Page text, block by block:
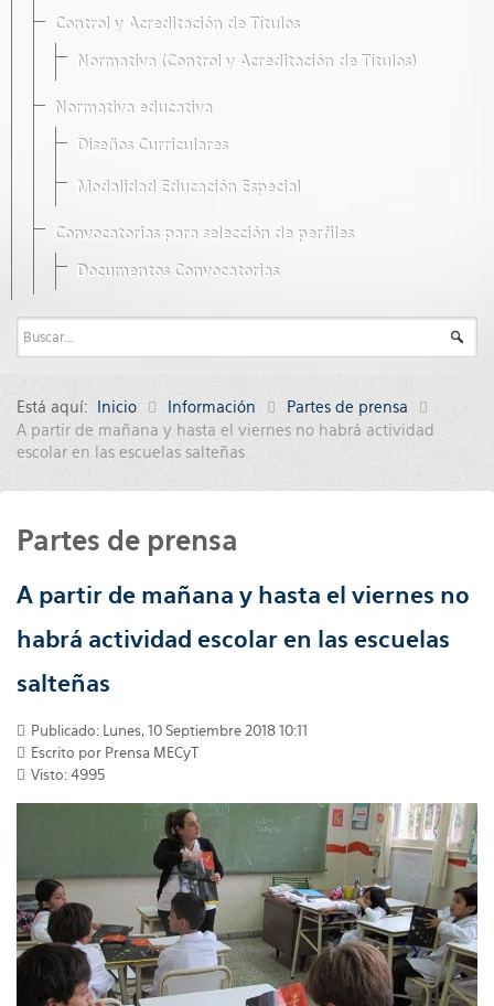
Control y Acreditación de Títulos
Normativa (Control y Acreditación de Títulos)
Normativa educativa
Diseños Curriculares
Modalidad Educación Especial
Convocatorias para selección de perfiles
Documentos Convocatorias
Está aquí: Inicio Información
Partes de prensa
A partir de mañana y hasta el viernes no habrá actividad
escolar en las escuelas salteñas
Partes de prensa
A partir de mañana y hasta el viernes no
habrá actividad escolar en las escuelas
salteñas
Publicado: Lunes, 10 Septiembre 2018 10:11
Escrito por Prensa MECyT
Visto: 4995